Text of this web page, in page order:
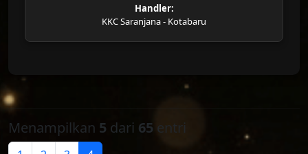
Handler:
KKC Saranjana - Kotabaru
Menampilkan 5 dari 65 entri